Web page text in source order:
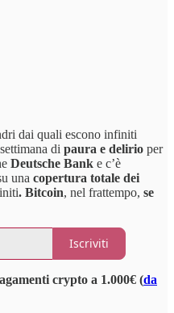
dai quali escono infiniti
di paura e delirio per
Deutsche Bank e c’è
una copertura totale dei
. Bitcoin, nel frattempo, se
Iscriviti
crypto a 1.000€ (da